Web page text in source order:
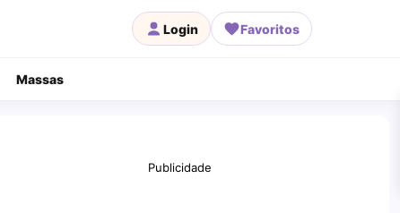
Login Favoritos
Massas
Publicidade